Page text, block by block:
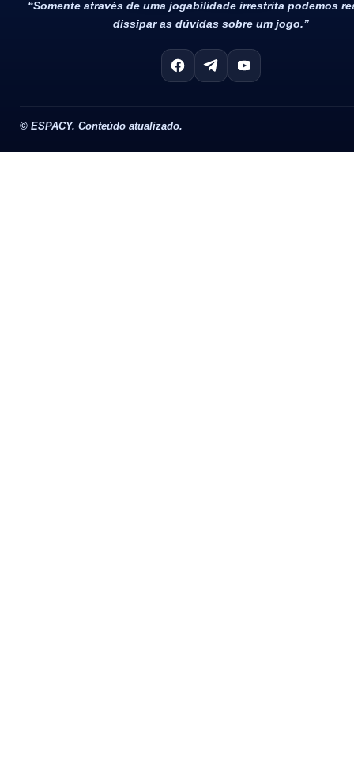
“Somente através de uma jogabilidade irrestrita podemos
dissipar as dúvidas sobre um jogo.”
© ESPACY. Conteúdo atualizado.